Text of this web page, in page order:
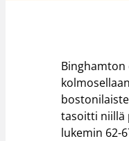
Binghamton
tasoitti niillä
lukemin 62-